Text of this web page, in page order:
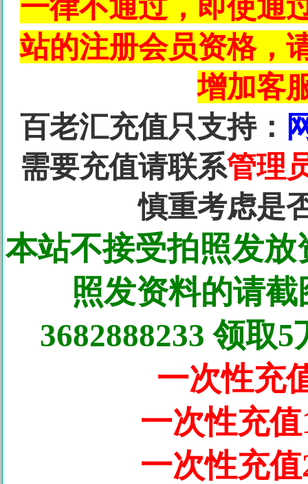
一律不通过，即使通
站的注册会员资格，
增加客
百老汇充值只支持：
需要充值请联系管理
慎重考虑是
本站不接受拍照发
照发资料的请
3682888233 领取
一次性充
一次性充
一次性充